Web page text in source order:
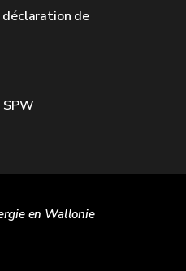
de
en Wallonie